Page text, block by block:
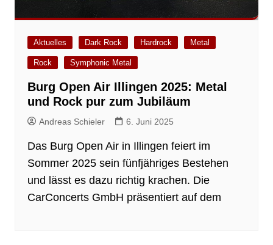
Aktuelles Dark Rock Hardrock Metal
Rock Symphonic Metal
Burg Open Air Illingen 2025: Metal
und Rock pur zum Jubiläum
Andreas Schieler 6. Juni 2025
Das Burg Open Air in Illingen feiert im
Sommer 2025 sein fünfjähriges Bestehen
und lässt es dazu richtig krachen. Die
CarConcerts GmbH präsentiert auf dem